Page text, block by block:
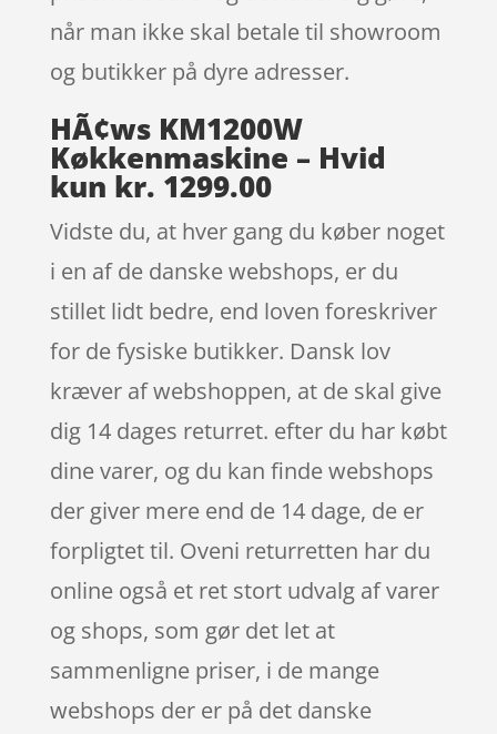
når man ikke skal betale til showroom
og butikker på dyre adresser.
HÃ¢ws KM1200W
Køkkenmaskine – Hvid
kun kr. 1299.00
Vidste du, at hver gang du køber noget
i en af de danske webshops, er du
stillet lidt bedre, end loven foreskriver
for de fysiske butikker. Dansk lov
kræver af webshoppen, at de skal give
dig 14 dages returret. efter du har købt
dine varer, og du kan finde webshops
der giver mere end de 14 dage, de er
forpligtet til. Oveni returretten har du
online også et ret stort udvalg af varer
og shops, som gør det let at
sammenligne priser, i de mange
webshops der er på det danske